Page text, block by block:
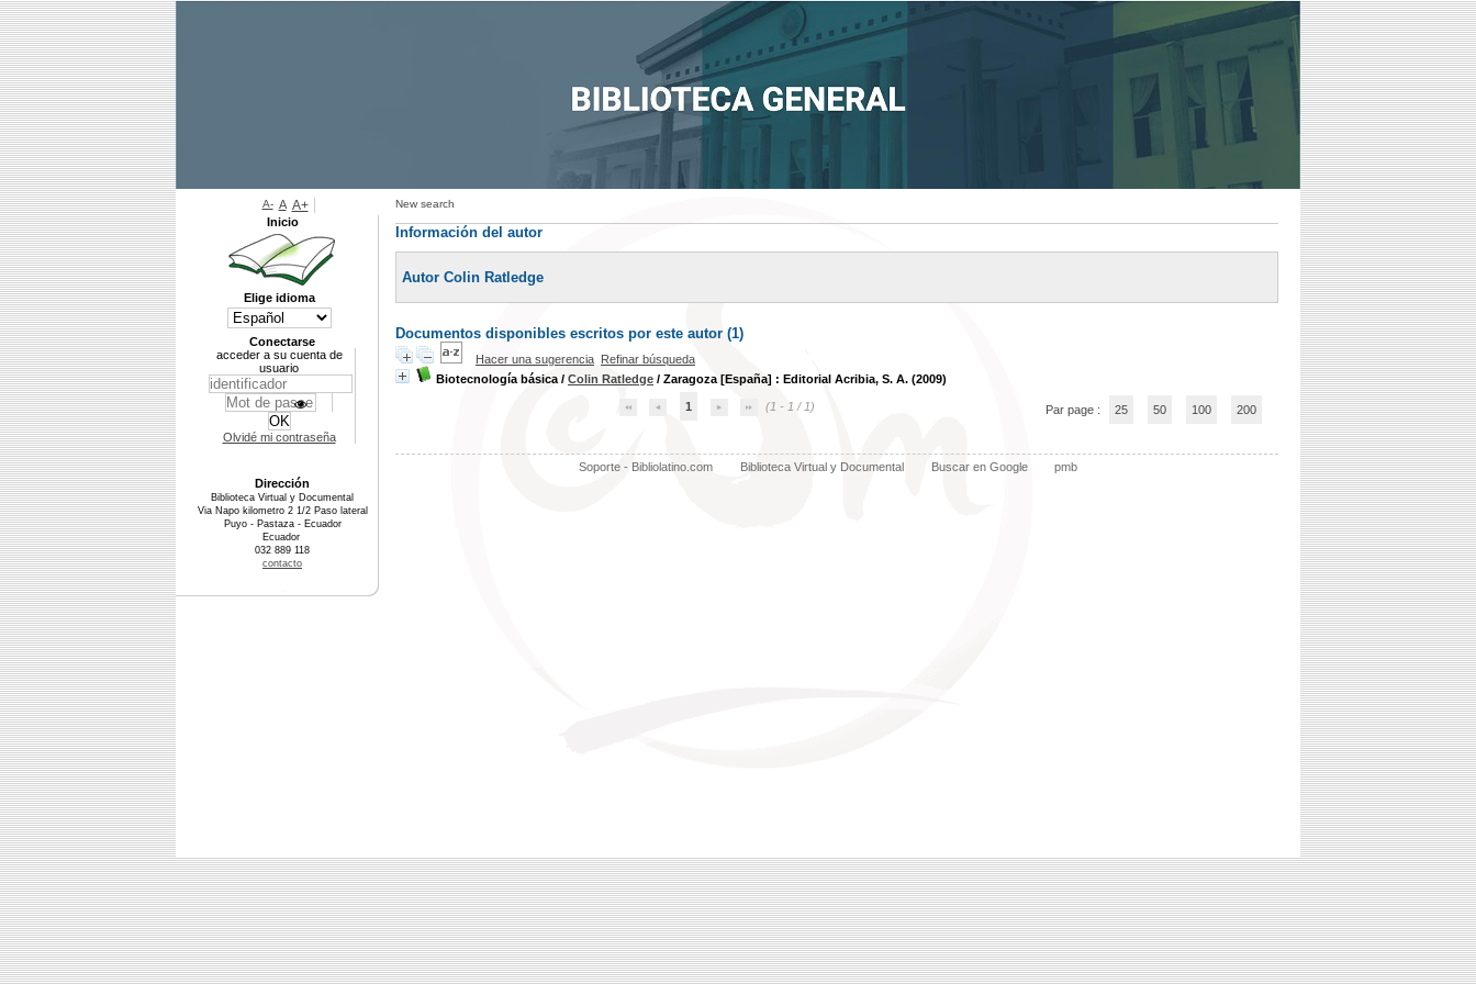
New search
Información del autor
Autor Colin Ratledge
Documentos disponibles escritos por este autor (1)
Hacer una sugerencia Refinar búsqueda
Biotecnología básica / Colin Ratledge / Zaragoza [España] : Editorial Acribia, S. A. (2009)
1 (1 - 1 / 1) Par page : 25 50 100 200
Soporte - Bibliolatino.com Biblioteca Virtual y Documental Buscar en Google pmb
A- A A+
Inicio
Elige idioma
Conectarse
acceder a su cuenta de
usuario
Olvidé mi contraseña
Dirección
Biblioteca Virtual y Documental
Via Napo kilometro 2 1/2 Paso lateral
Puyo - Pastaza - Ecuador
Ecuador
032 889 118
contacto